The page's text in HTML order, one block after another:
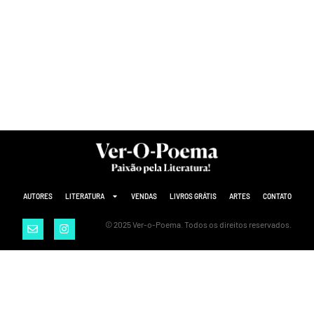
AUTORES LITERATURA VENDAS LIVROS GRÁTIS ARTES CONTATO
© 2025 Ver-o-Poema. Todos os direitos reservados.